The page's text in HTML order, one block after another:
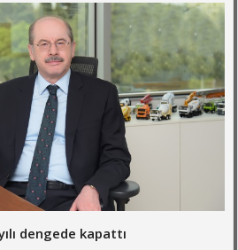
dengede kapattı